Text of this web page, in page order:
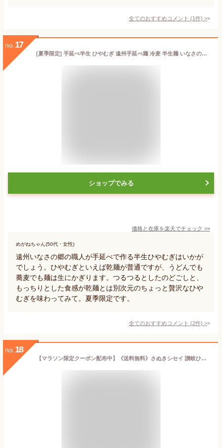
全てのおすすめコメント (1件) >
no. 17
[夏季限定] 手延べ半生 ひやむぎ 遠州手延べ麺 冷麦 半生麺 いなさの郷 ギフト 贈答用 お中元 お歳暮 母の日 贈りもの 【産地直送】【送料無料】
ショップでみる
価格と在庫を楽天でチェック >>
めがねちゃん(50代・女性)
遠州いなさの郷の職人が手延べで作る半生ひやむぎはいかが
でしょう。ひやむぎといえば乾麺が普通ですが、うどんでも
蕎麦でも麺は生にかぎります。つるつるとしたのどごしと、
もっちりとした食感が乾麺とは別次元のちょっと贅沢なひや
むぎを味わってみて。夏季限定です。
全てのおすすめコメント (2件) >
no. 18
【マラソン限定クーポン配布中】《送料無料》さぬきシセイ 讃岐ひやむぎ 200g × 10袋 箱入り【 ご挨拶ギフト 贈答用 冷麦 乾麺 讃岐 麺つゆ にゅうめん 手延べ コシ お中元 夏ギフト 御中元 四国 】